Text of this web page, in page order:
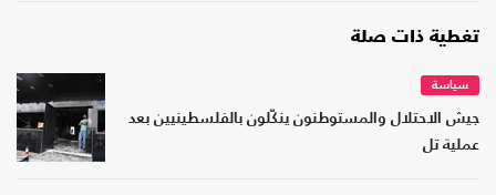
تغطية ذات صلة
سياسة
جيش الاحتلال والمستوطنون ينكّلون بالفلسطينيين بعد
عملية تل